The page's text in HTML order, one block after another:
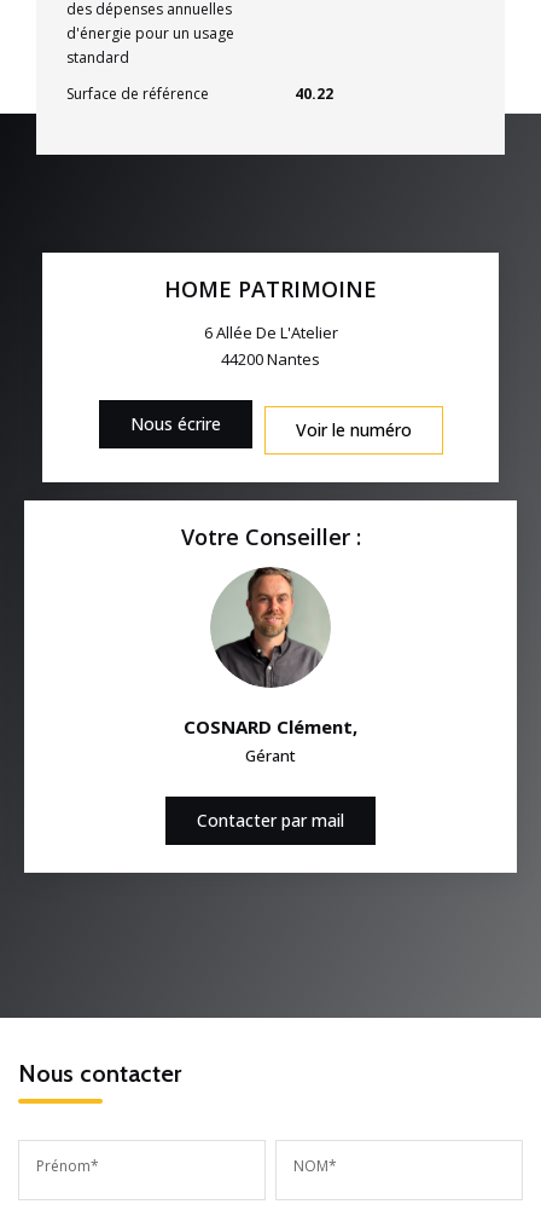
des dépenses annuelles
d'énergie pour un usage
standard
Surface de référence 40.22
HOME PATRIMOINE
6 Allée De L'Atelier
44200Nantes
Nous écrire Voir le numéro
Votre Conseiller :
COSNARD Clément,
Gérant
Contacter par mail
Nous contacter
Prénom* NOM*